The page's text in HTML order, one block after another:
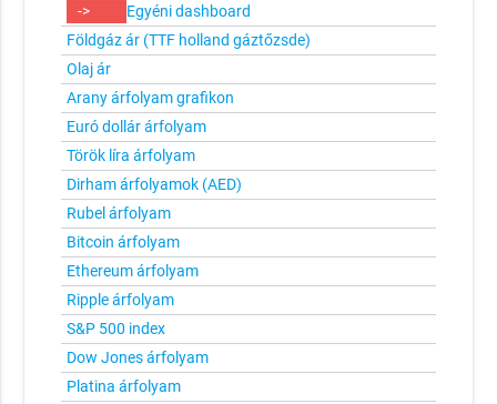
->
Egyéni dashboard
Földgáz ár (TTF holland gáztőzsde)
Olaj ár
Arany árfolyam grafikon
Euró dollár árfolyam
Török líra árfolyam
Dirham árfolyamok (AED)
Rubel árfolyam
Bitcoin árfolyam
Ethereum árfolyam
Ripple árfolyam
S&P 500 index
Dow Jones árfolyam
Platina árfolyam